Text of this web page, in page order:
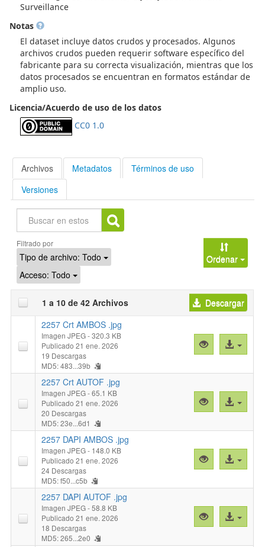
Surveillance
Notas
El dataset incluye datos crudos y procesados. Algunos
archivos crudos pueden requerir software específico del
fabricante para su correcta visualización, mientras que los
datos procesados se encuentran en formatos estándar de
amplio uso.
Licencia/Acuerdo de uso de los datos
CC0 1.0
Archivos Metadatos
Términos de uso
Versiones
Buscar
Filtrado por
Tipo de archivo: Todo
Acceso: Todo
Ordenar
1 a 10 de 42 Archivos
Descargar
2257 Crt AMBOS .jpg
Imagen JPEG- 320.3 KB
Publicado 21 ene. 2026
19 Descargas
MD5: 483...39b
Vista
previa
AMBOS
.jpg"
Acceso
al
2257 Crt AUTOF .jpg
Imagen JPEG- 65.1 KB
Publicado 21 ene. 2026
20 Descargas
MD5: 23e...6d1
Vista
previa
AUTOF
.jpg"
Acceso
al
2257 DAPI AMBOS .jpg
Imagen JPEG- 148.0 KB
Publicado 21 ene. 2026
24 Descargas
MD5: f50...c5b
Vista
previa
AMBOS
.jpg"
Acceso
al
2257 DAPI AUTOF .jpg
Imagen JPEG- 58.8 KB
Publicado 21 ene. 2026
18 Descargas
MD5: 265...2e0
Vista
previa
Acceso
al